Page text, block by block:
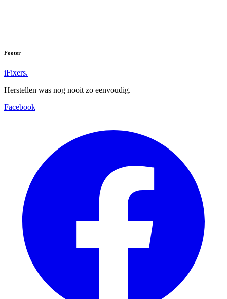
Footer
iFixers.
Herstellen was nog nooit zo eenvoudig.
Facebook